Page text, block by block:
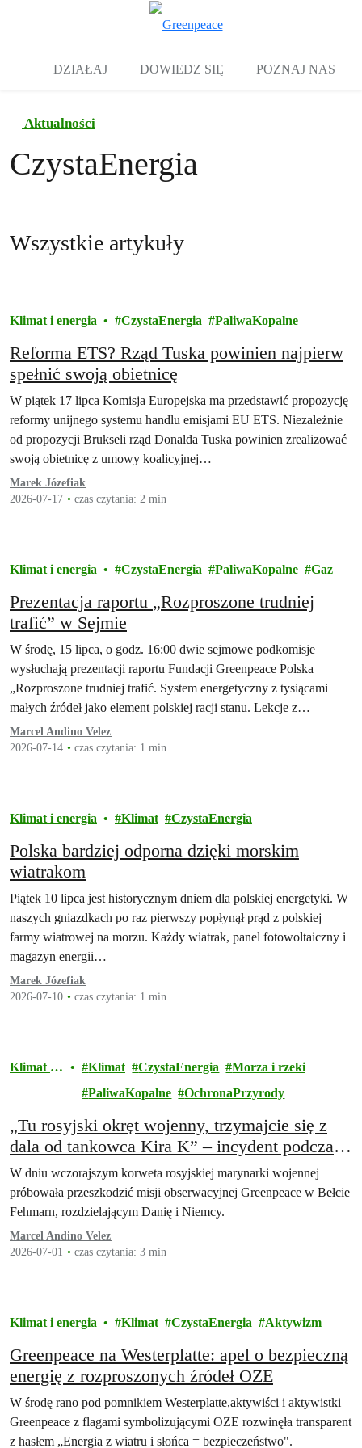
DZIAŁAJ DOWIEDZ SIĘ POZNAJ NAS
Aktualności
CzystaEnergia
Wszystkie artykuły
Klimat i energia CzystaEnergia PaliwaKopalne
Reforma ETS? Rząd Tuska powinien najpierw
spełnić swoją obietnicę
W piątek 17 lipca Komisja Europejska ma przedstawić propozycję
reformy unijnego systemu handlu emisjami EU ETS. Niezależnie
od propozycji Brukseli rząd Donalda Tuska powinien zrealizować
swoją obietnicę z umowy koalicyjnej…
Marek Józefiak
2026-07-17
czas czytania: 2 min
Klimat i energia CzystaEnergia PaliwaKopalne Gaz
Prezentacja raportu „Rozproszone trudniej
trafić” w Sejmie
W środę, 15 lipca, o godz. 16:00 dwie sejmowe podkomisje
wysłuchają prezentacji raportu Fundacji Greenpeace Polska
„Rozproszone trudniej trafić. System energetyczny z tysiącami
małych źródeł jako element polskiej racji stanu. Lekcje z
doświadczeń Ukrainy".
Marcel Andino Velez
2026-07-14
czas czytania: 1 min
Klimat i energia Klimat CzystaEnergia
Polska bardziej odporna dzięki morskim
wiatrakom
Piątek 10 lipca jest historycznym dniem dla polskiej energetyki. W
naszych gniazdkach po raz pierwszy popłynął prąd z polskiej
farmy wiatrowej na morzu. Każdy wiatrak, panel fotowoltaiczny i
magazyn energii…
Marek Józefiak
2026-07-10
czas czytania: 1 min
Klimat i
Klimat CzystaEnergia
Morza i rzeki
PaliwaKopalne
OchronaPrzyrody
„Tu rosyjski okręt wojenny, trzymajcie się z
dala od tankowca Kira K” – incydent podczas
misji obserwacyjnej Greenpeace
W dniu wczorajszym korweta rosyjskiej marynarki wojennej
próbowała przeszkodzić misji obserwacyjnej Greenpeace w Bełcie
Fehmarn, rozdzielającym Danię i Niemcy.
Marcel Andino Velez
2026-07-01
czas czytania: 3 min
Klimat i energia Klimat CzystaEnergia Aktywizm
Greenpeace na Westerplatte: apel o bezpieczną
energię z rozproszonych źródeł OZE
W środę rano pod pomnikiem Westerplatte,aktywiści i aktywistki
Greenpeace z flagami symbolizującymi OZE rozwinęła transparent
z hasłem „Energia z wiatru i słońca = bezpieczeństwo".